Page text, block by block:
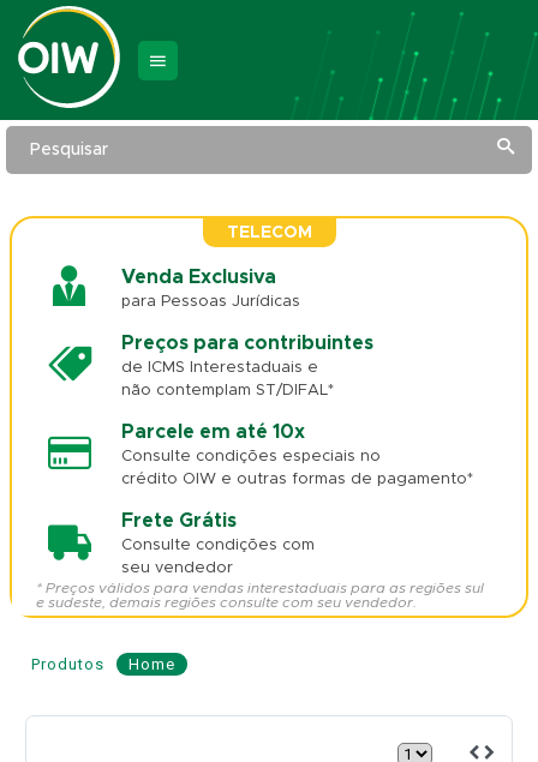
Pesquisar
TELECOM
Venda Exclusiva
para Pessoas Jurídicas
Preços para contribuintes
de ICMS Interestaduais e
não contemplam ST/DIFAL*
Parcele em até 10x
Consulte condições especiais no
crédito OIW e outras formas de pagamento*
Frete Grátis
Consulte condições com
seu vendedor
* Preços válidos para vendas interestaduais para as regiões sul
e sudeste, demais regiões consulte com seu vendedor.
Home
Produtos
Cabo